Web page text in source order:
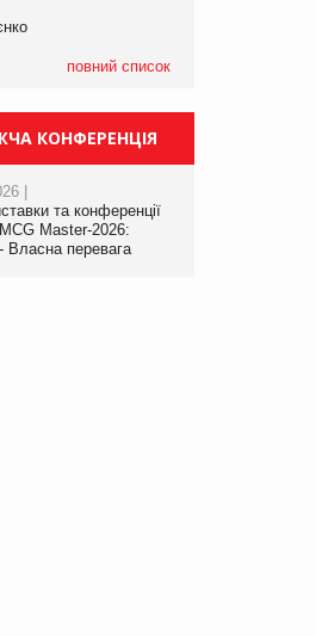
на
повний список
КОНФЕРЕНЦІЯ
|
та конференції
Master-2026:
Власна перевага